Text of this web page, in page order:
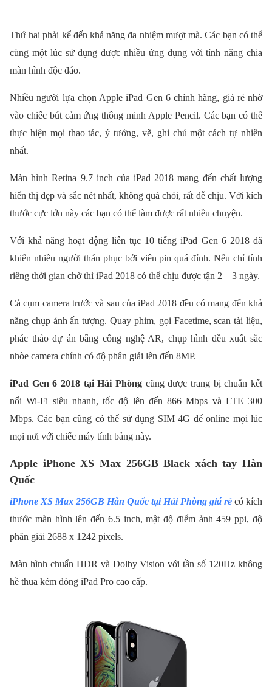
Thứ hai phải kể đến khả năng đa nhiệm mượt mà. Các bạn có thể
cùng một lúc sử dụng được nhiều ứng dụng với tính năng chia
màn hình độc đáo.
Nhiều người lựa chọn Apple iPad Gen 6 chính hãng, giá rẻ nhờ
vào chiếc bút cảm ứng thông minh Apple Pencil. Các bạn có thể
thực hiện mọi thao tác, ý tưởng, vẽ, ghi chú một cách tự nhiên
nhất.
Màn hình Retina 9.7 inch của iPad 2018 mang đến chất lượng
hiển thị đẹp và sắc nét nhất, không quá chói, rất dễ chịu. Với kích
thước cực lớn này các bạn có thể làm được rất nhiều chuyện.
Với khả năng hoạt động liên tục 10 tiếng iPad Gen 6 2018 đã
khiến nhiều người thán phục bởi viên pin quá đỉnh. Nếu chỉ tính
riêng thời gian chờ thì iPad 2018 có thể chịu được tận 2 – 3 ngày.
Cả cụm camera trước và sau của iPad 2018 đều có mang đến khả
năng chụp ảnh ấn tượng. Quay phim, gọi Facetime, scan tài liệu,
phác thảo dự án bằng công nghệ AR, chụp hình đều xuất sắc
nhòe camera chính có độ phân giải lên đến 8MP.
iPad Gen 6 2018 tại Hải Phòng cũng được trang bị chuẩn kết
nối Wi-Fi siêu nhanh, tốc độ lên đến 866 Mbps và LTE 300
Mbps. Các bạn cũng có thể sử dụng SIM 4G để online mọi lúc
mọi nơi với chiếc máy tính bảng này.
Apple iPhone XS Max 256GB Black xách tay Hàn
Quốc
iPhone XS Max 256GB Hàn Quốc tại Hải Phòng giá rẻ có kích
thước màn hình lên đến 6.5 inch, mật độ điểm ảnh 459 ppi, độ
phân giải 2688 x 1242 pixels.
Màn hình chuẩn HDR và Dolby Vision với tần số 120Hz không
hề thua kém dòng iPad Pro cao cấp.